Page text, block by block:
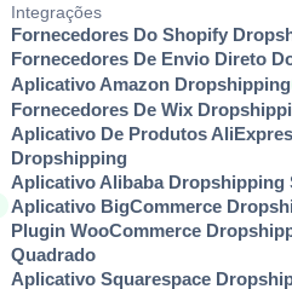
Integrações
Fornecedores Do Shopify
Fornecedores De Envio Direto
Aplicativo Amazon Dropshipping
Fornecedores De Wix
Aplicativo De Produtos
Dropshipping
Aplicativo Alibaba Dropshipping
Aplicativo BigCommerce
Plugin WooCommerce
Quadrado
Aplicativo Squarespace